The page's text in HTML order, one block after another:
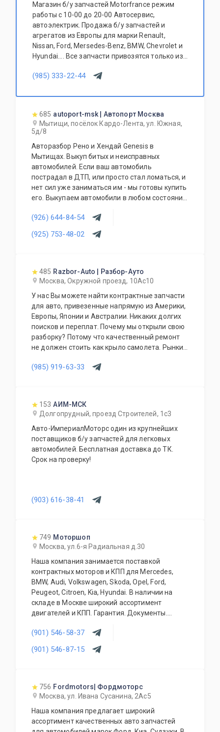
Магазин б/у запчастей Motorfrance режим
работы с 10-00 до 20-00 Автосервис,
автоэлектрик. Продажа б/у запчастей и
агрегатов из Европы для марки Renault,
Nissan, Ford, Mersedes-Benz, BMW, Chevrolet и
Hyundai.... Все запчасти привозятся только из
(985) 333-22-44
685 autoport-msk | Автопорт Москва
Мытищи, посёлок Кардо-Лента, ул. Южная,
5д/8
Авторазбор Рено и Хендай Genesis в
Мытищах. Выкуп битых и неисправных
автомобилей. Если ваш автомобиль
пострадал в ДТП, или просто стал ломаться, и
нет сил уже заниматься им - мы готовы купить
его. Выкупаем автомобили в любом состоянии.
по фото. Наши специалисты приедут, оформят
договор, вывезут автомобиль на эвакуаторе.
(926) 644-84-54
(925) 753-48-02
485 Razbor-Auto | Разбор-Ауто
Москва, Окружной проезд, 10Ас10
У нас Вы можете найти контрактные запчасти
для авто, привезенные напрямую из Америки,
Европы, Японии и Австралии. Никаких долгих
поисков и переплат. Почему мы открыли свою
разборку? Потому что качественный ремонт
не должен стоить как крыло самолета. Рынки
отличных доноров с живыми узлами. Мы
(985) 919-63-33
153 АИМ-МСК
Долгопрудный, проезд Строителей, 1с3
Авто-ИмпериалМоторс один из крупнейших
поставщиков б/у запчастей для легковых
автомобилей. Бесплатная доставка до ТК.
Срок на проверку!
(903) 616-38-41
749 Моторшоп
Москва, ул.6-я Радиальная д.30
Наша компания занимается поставкой
контрактных моторов и КПП для Mercedes,
BMW, Audi, Volkswagen, Skoda, Opel, Ford,
Peugeot, Citroen, Kia, Hyundai. В наличии на
складе в Москве широкий ассортимент
двигателей и КПП. Гарантия. Документы.
регионами. Контрактные запчасти (кузовные
элементы, трансмиссия, ходовая часть,
тормозная система, электрика, оптика,
(901) 546-58-37
(901) 546-87-15
756 Fordmotors| Фордмоторс
Москва, ул. Ивана Сусанина, 2Ас5
Наша компания предлагает широкий
ассортимент качественных авто запчастей